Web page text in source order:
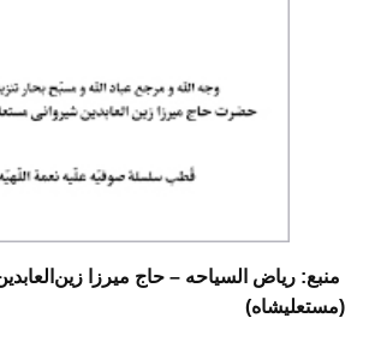
منبع: ریاض السیاحه – حاج میرزا
(مستعلیشاه)